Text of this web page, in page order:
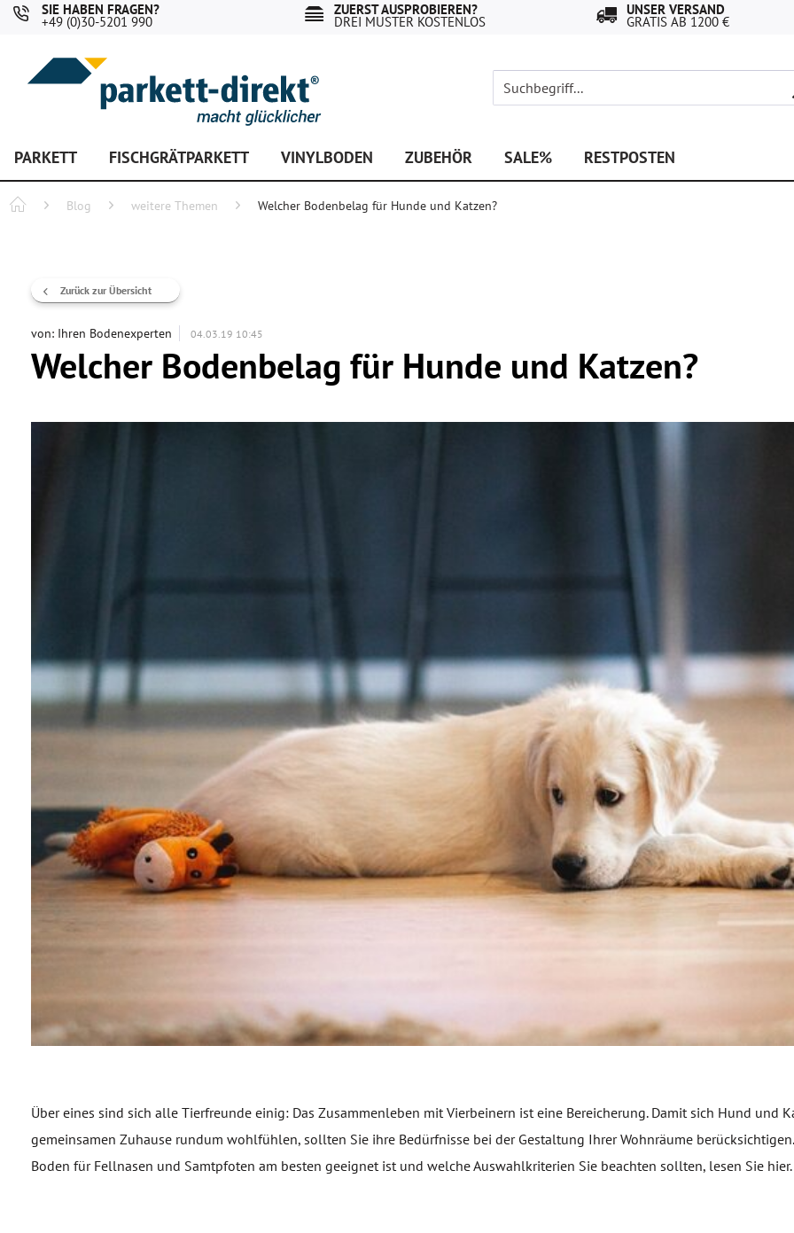
SIE HABEN FRAGEN?
+49 (0)30-5201 990
ZUERST AUSPROBIEREN?
DREI MUSTER KOSTENLOS
UNSER VERSAND
GRATIS AB 1200 €
PARKETT FISCHGRÄTPARKETT VINYLBODEN ZUBEHÖR SALE% RESTPOSTEN
Blog weitere Themen Welcher Bodenbelag für Hunde und Katzen?
Zurück zur Übersicht
Welcher Bodenbelag für Hunde und Katzen?
von: Ihren Bodenexperten 04.03.19 10:45
Über eines sind sich alle Tierfreunde einig: Das Zusammenleben mit Vierbeinern ist eine Bereicherung. Damit sich Hund und
gemeinsamen Zuhause rundum wohlfühlen, sollten Sie ihre Bedürfnisse bei der Gestaltung Ihrer Wohnräume
Boden für Fellnasen und Samtpfoten am besten geeignet ist und welche Auswahlkriterien Sie beachten sollten, lesen Sie hier.